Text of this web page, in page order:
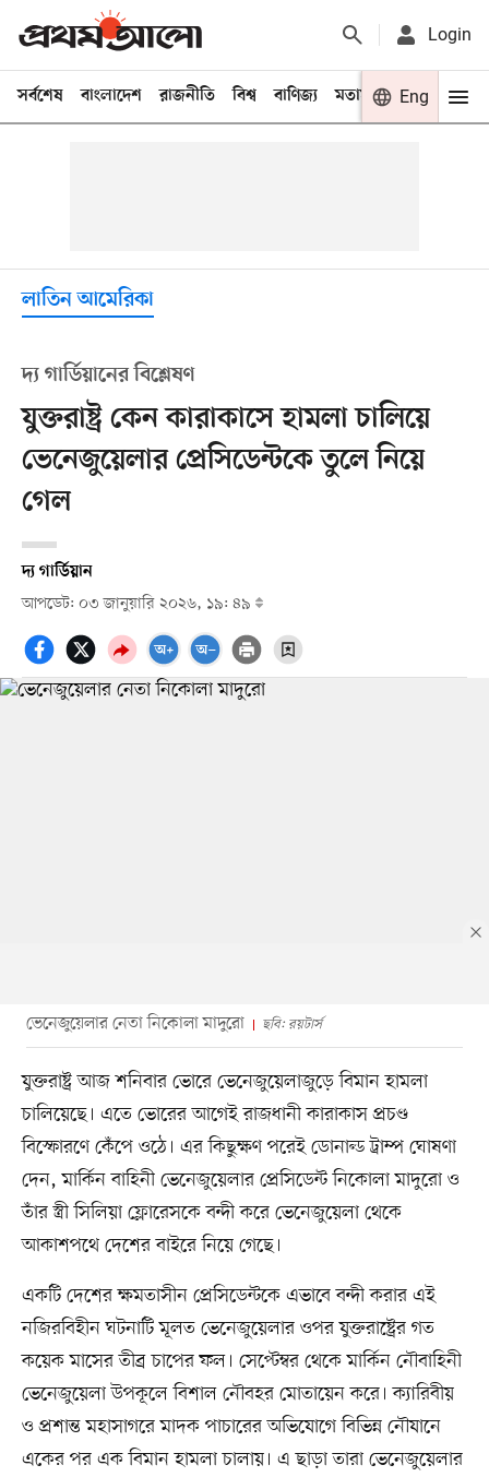
Login
সর্বশেষ বাংলাদেশ রাজনীতি বিশ্ব বাণিজ্য মতামত খেলা
Eng
লাতিন আমেরিকা
দ্য গার্ডিয়ানের বিশ্লেষণ
যুক্তরাষ্ট্র কেন কারাকাসে হামলা চালিয়ে
ভেনেজুয়েলার প্রেসিডেন্টকে তুলে নিয়ে
গেল
দ্য গার্ডিয়ান
আপডেট: ০৩ জানুয়ারি ২০২৬, ১৯: ৪৯
ভেনেজুয়েলার নেতা নিকোলা মাদুরো ছবি: রয়টার্স
যুক্তরাষ্ট্র আজ শনিবার ভোরে ভেনেজুয়েলাজুড়ে বিমান হামলা
চালিয়েছে। এতে ভোরের আগেই রাজধানী কারাকাস প্রচণ্ড
বিস্ফোরণে কেঁপে ওঠে। এর কিছুক্ষণ পরেই ডোনাল্ড ট্রাম্প ঘোষণা
দেন, মার্কিন বাহিনী ভেনেজুয়েলার প্রেসিডেন্ট নিকোলা মাদুরো ও
তাঁর স্ত্রী সিলিয়া ফ্লোরেসকে বন্দী করে ভেনেজুয়েলা থেকে
আকাশপথে দেশের বাইরে নিয়ে গেছে।
একটি দেশের ক্ষমতাসীন প্রেসিডেন্টকে এভাবে বন্দী করার এই
নজিরবিহীন ঘটনাটি মূলত ভেনেজুয়েলার ওপর যুক্তরাষ্ট্রের গত
কয়েক মাসের তীব্র চাপের ফল। সেপ্টেম্বর থেকে মার্কিন নৌবাহিনী
ভেনেজুয়েলা উপকূলে বিশাল নৌবহর মোতায়েন করে। ক্যারিবীয়
ও প্রশান্ত মহাসাগরে মাদক পাচারের অভিযোগে বিভিন্ন নৌযানে
একের পর এক বিমান হামলা চালায়। এ ছাড়া তারা ভেনেজুয়েলার